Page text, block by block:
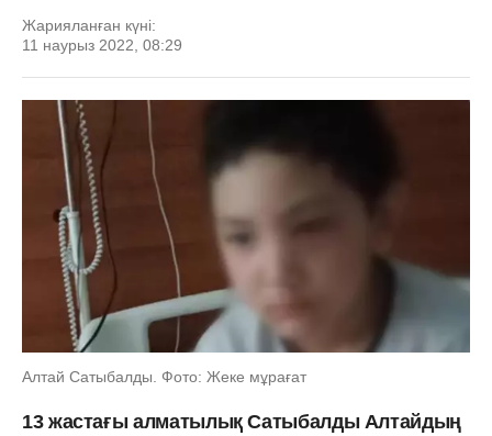
Жарияланған күні:
11 наурыз 2022, 08:29
Алтай Сатыбалды. Фото: Жеке мұрағат
13 жастағы алматылық Сатыбалды Алтайдың